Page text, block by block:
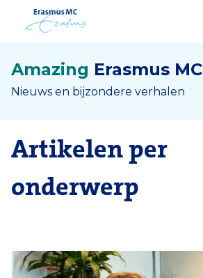
Amazing Erasmus MC
Nieuws en bijzondere verhalen
Artikelen per
onderwerp